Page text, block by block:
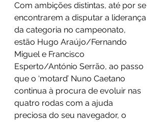
Com ambições distintas, até por se
encontrarem a disputar a liderança
da categoria no campeonato,
estão Hugo Araújo/Fernando
Miguel e Francisco
Esperto/António Serrão, ao passo
que o ‘motard’ Nuno Caetano
continua à procura de evoluir nas
quatro rodas com a ajuda
preciosa do seu navegador, o